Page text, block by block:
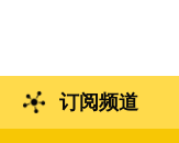
订阅频道